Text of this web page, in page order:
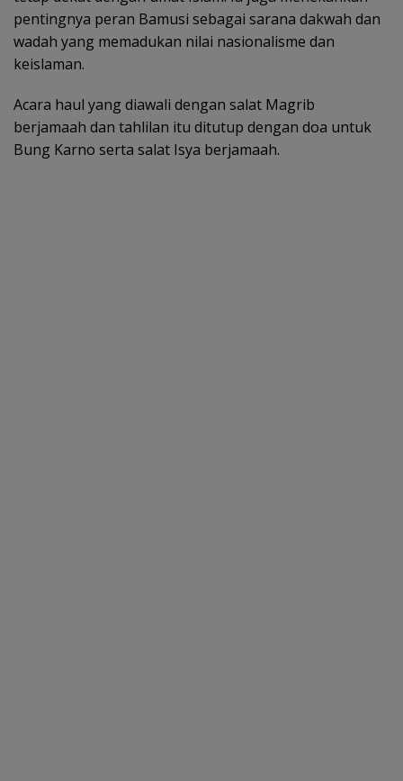
pentingnya peran Bamusi sebagai sarana dakwah dan
wadah yang memadukan nilai nasionalisme dan
keislaman.
Acara haul yang diawali dengan salat Magrib
berjamaah dan tahlilan itu ditutup dengan doa untuk
Bung Karno serta salat Isya berjamaah.